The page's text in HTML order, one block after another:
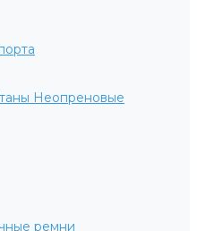
Неопреновые
ремни